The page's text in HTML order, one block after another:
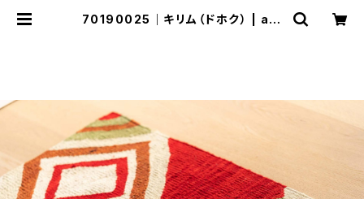
70190025｜キリム（ドホク） | ala